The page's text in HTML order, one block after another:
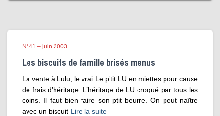
N°41 – juin 2003
Les biscuits de famille brisés menus
La vente à Lulu, le vrai Le p’tit LU en miettes pour cause
de frais d’héritage. L’héritage de LU croqué par tous les
coins. Il faut bien faire son ptit beurre. On peut naître
avec un biscuit Lire la suite